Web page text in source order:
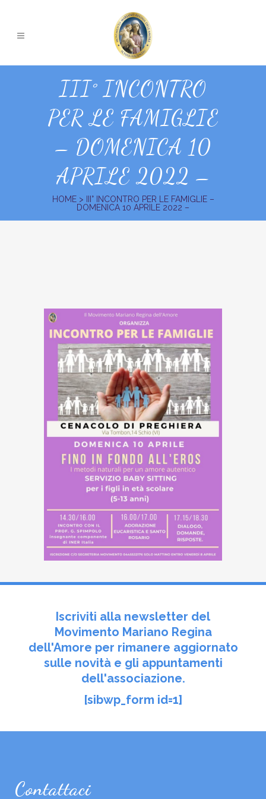
III° INCONTRO
PER LE FAMIGLIE
– DOMENICA 10
APRILE 2022 –
HOME>
III° INCONTRO PER LE FAMIGLIE –
DOMENICA 10 APRILE 2022 –
Iscriviti alla newsletter del
Movimento Mariano Regina
dell'Amore per rimanere aggiornato
sulle novità e gli appuntamenti
dell'associazione.
[sibwp_form id=1]
Contattaci